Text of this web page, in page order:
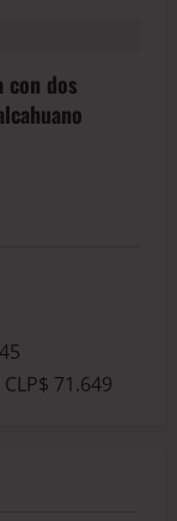
con dos
CLP$ 71.649